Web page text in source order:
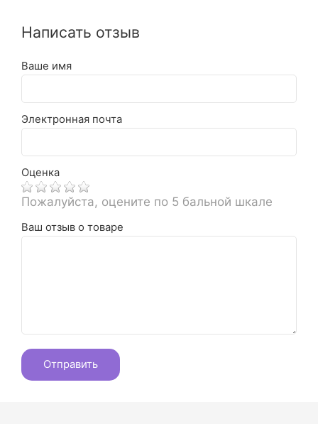
Написать отзыв
Ваше имя
Электронная почта
Оценка
Пожалуйста, оцените по 5 бальной шкале
Ваш отзыв о товаре